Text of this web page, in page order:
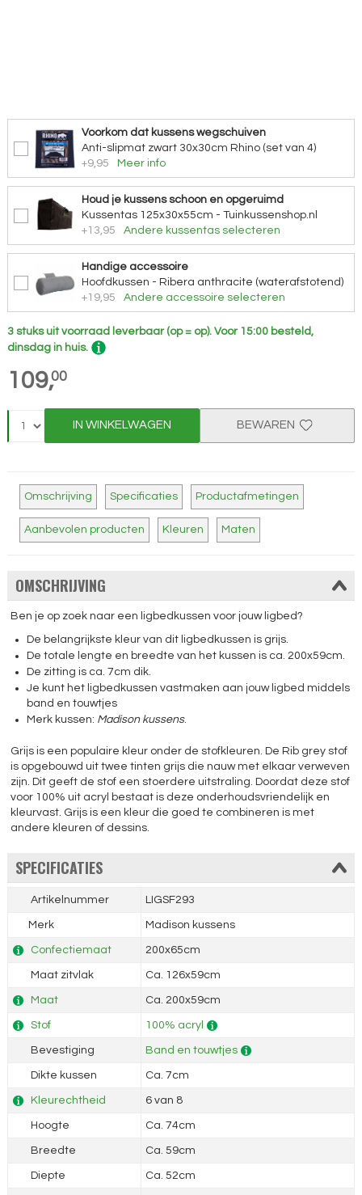
Voorkom dat kussens wegschuiven
Anti-slipmat zwart 30x30cm Rhino (set van 4)
+9,95
Meer info
Houd je kussens schoon en opgeruimd
Kussentas 125x30x55cm - Tuinkussenshop.nl
+13,95
Andere kussentas selecteren
Handige accessoire
Hoofdkussen - Ribera anthracite (waterafstotend)
+19,95
Andere accessoire selecteren
3 stuks uit voorraad leverbaar (op = op). Voor 15:00 besteld,
dinsdag in huis.
109,00
IN WINKELWAGEN BEWAREN
Omschrijving Specificaties Productafmetingen
Aanbevolen producten Kleuren Maten
OMSCHRIJVING
Ben je op zoek naar een ligbedkussen voor jouw ligbed?
De belangrijkste kleur van dit ligbedkussen is grijs.
De totale lengte en breedte van het kussen is ca. 200x59cm.
De zitting is ca. 7cm dik.
Je kunt het ligbedkussen vastmaken aan jouw ligbed middels
band en touwtjes
Merk kussen: Madison kussens.
Grijs is een populaire kleur onder de stofkleuren. De Rib grey stof
is opgebouwd uit twee tinten grijs die nauw met elkaar verweven
zijn. Dit geeft de stof een stoerdere uitstraling. Doordat deze stof
voor 100% uit acryl bestaat is deze onderhoudsvriendelijk en
kleurvast. Grijs is een kleur die goed te combineren is met
andere kleuren of dessins.
SPECIFICATIES
Artikelnummer LIGSF293
Merk Madison kussens
Confectiemaat 200x65cm
Maat zitvlak Ca. 126x59cm
Maat Ca. 200x59cm
Stof 100% acryl
Bevestiging Band en touwtjes
Dikte kussen Ca. 7cm
Kleurechtheid 6 van 8
Hoogte Ca. 74cm
Breedte Ca. 59cm
Diepte Ca. 52cm